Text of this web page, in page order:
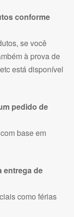
conforme
se você
à prova de
está disponível
pedido de
base em
entrega de
como férias